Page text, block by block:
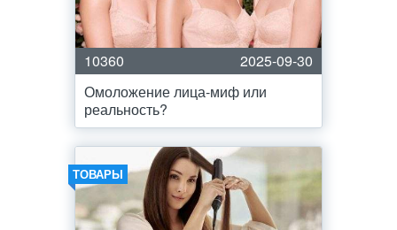
10360
2025-09-30
Омоложение лица-миф или
реальность?
ТОВАРЫ